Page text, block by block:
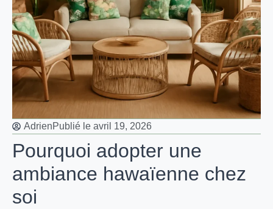
AdrienPublié le avril 19, 2026
Pourquoi adopter une
ambiance hawaïenne chez
soi